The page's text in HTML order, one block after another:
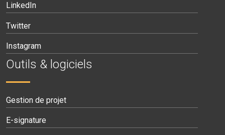
LinkedIn
Twitter
Instagram
Outils & logiciels
Gestion de projet
E-signature